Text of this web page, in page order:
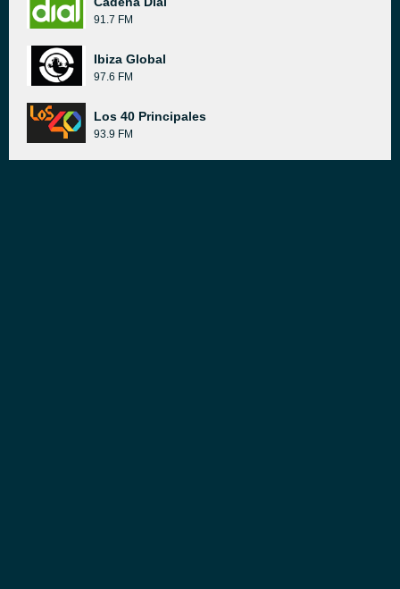
91.7 FM
Ibiza Global
97.6 FM
Los 40 Principales
93.9 FM